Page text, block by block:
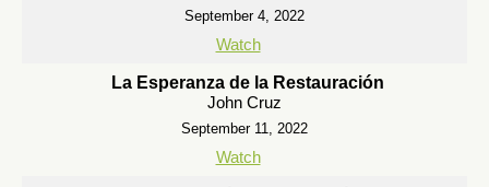
September 4, 2022
Watch
La Esperanza de la Restauración
John Cruz
September 11, 2022
Watch